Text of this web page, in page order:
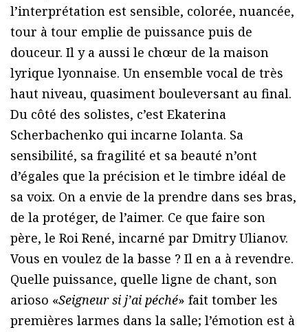
l’interprétation est sensible, colorée, nuancée,
tour à tour emplie de puissance puis de
douceur. Il y a aussi le chœur de la maison
lyrique lyonnaise. Un ensemble vocal de très
haut niveau, quasiment bouleversant au final.
Du côté des solistes, c’est Ekaterina
Scherbachenko qui incarne Iolanta. Sa
sensibilité, sa fragilité et sa beauté n’ont
d’égales que la précision et le timbre idéal de
sa voix. On a envie de la prendre dans ses bras,
de la protéger, de l’aimer. Ce que faire son
père, le Roi René, incarné par Dmitry Ulianov.
Vous en voulez de la basse ? Il en a à revendre.
Quelle puissance, quelle ligne de chant, son
arioso «Seigneur si j’ai péché» fait tomber les
premières larmes dans la salle; l’émotion est à